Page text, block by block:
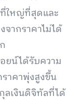
ที่ใหญ่ที่สุดและ
ากราคาไม่ได้
ยน์ได้รับความ
าคาพุ่งสูงขึ้น
ลเงินดิจิทัลที่ได้